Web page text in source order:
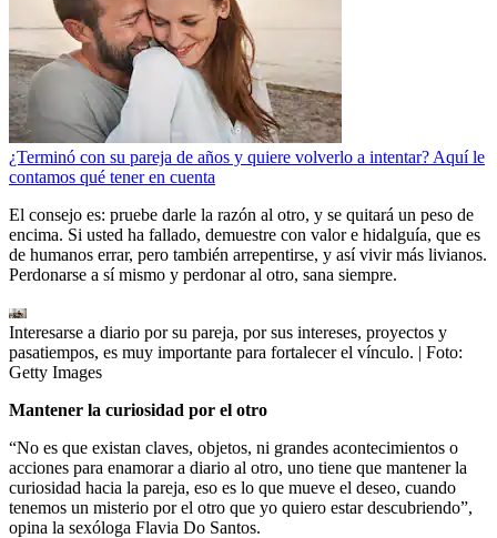
¿Terminó con su pareja de años y quiere volverlo a intentar? Aquí le
contamos qué tener en cuenta
El consejo es: pruebe darle la razón al otro, y se quitará un peso de
encima. Si usted ha fallado, demuestre con valor e hidalguía, que es
de humanos errar, pero también arrepentirse, y así vivir más livianos.
Perdonarse a sí mismo y perdonar al otro, sana siempre.
Interesarse a diario por su pareja, por sus intereses, proyectos y
pasatiempos, es muy importante para fortalecer el vínculo. | Foto:
Getty Images
Mantener la curiosidad por el otro
“No es que existan claves, objetos, ni grandes acontecimientos o
acciones para enamorar a diario al otro, uno tiene que mantener la
curiosidad hacia la pareja, eso es lo que mueve el deseo, cuando
tenemos un misterio por el otro que yo quiero estar descubriendo”,
opina la sexóloga Flavia Do Santos.